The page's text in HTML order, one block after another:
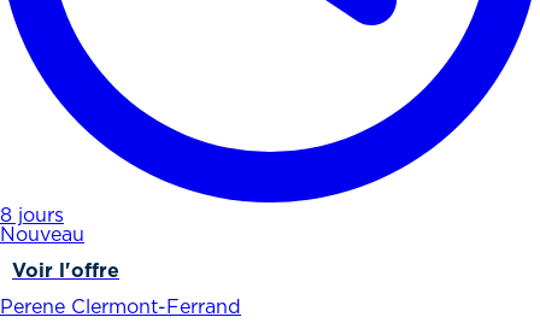
8 jours
Nouveau
Voir l'offre
Perene Clermont-Ferrand